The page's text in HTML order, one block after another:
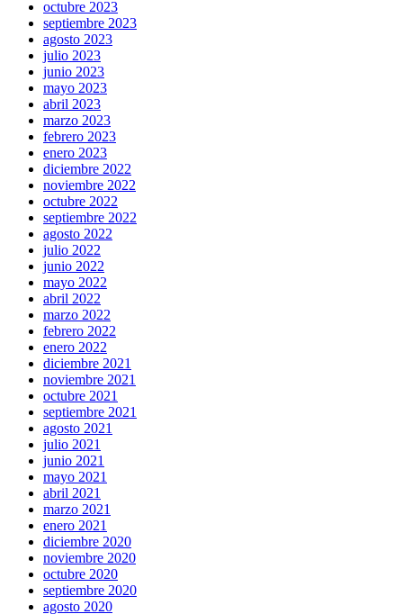
octubre 2023
septiembre 2023
agosto 2023
julio 2023
junio 2023
mayo 2023
abril 2023
marzo 2023
febrero 2023
enero 2023
diciembre 2022
noviembre 2022
octubre 2022
septiembre 2022
agosto 2022
julio 2022
junio 2022
mayo 2022
abril 2022
marzo 2022
febrero 2022
enero 2022
diciembre 2021
noviembre 2021
octubre 2021
septiembre 2021
agosto 2021
julio 2021
junio 2021
mayo 2021
abril 2021
marzo 2021
enero 2021
diciembre 2020
noviembre 2020
octubre 2020
septiembre 2020
agosto 2020